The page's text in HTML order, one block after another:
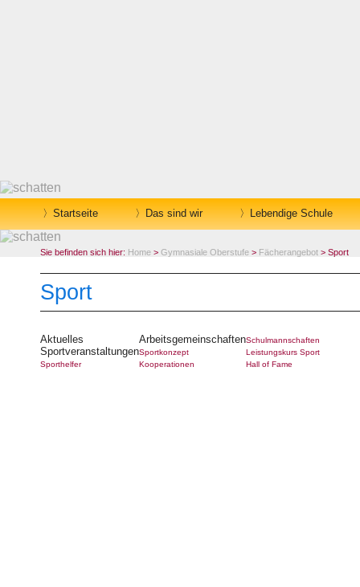
Startseite Das sind wir Lebendige Schule
Sie befinden sich hier: Home > Gymnasiale Oberstufe > Fächerangebot > Sport
Sport
Aktuelles ArbeitsgemeinschaftenSchulmannschaften
SportveranstaltungenSportkonzept
Leistungskurs Sport
Sporthelfer
Kooperationen Hall of Fame